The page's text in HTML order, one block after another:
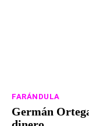
FARÁNDULA
Germán